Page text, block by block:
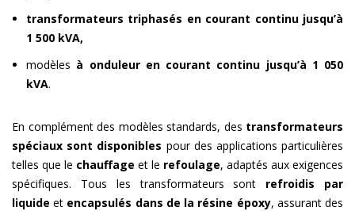
transformateurs triphasés en courant continu jusqu’à
1 500 kVA,
modèles à onduleur en courant continu jusqu’à 1 050
kVA.
En complément des modèles standards, des transformateurs
spéciaux sont disponibles pour des applications particulières
telles que le chauffage et le refoulage, adaptés aux exigences
spécifiques. Tous les transformateurs sont refroidis par
liquideet encapsulés dans de la résine époxy, assurant des